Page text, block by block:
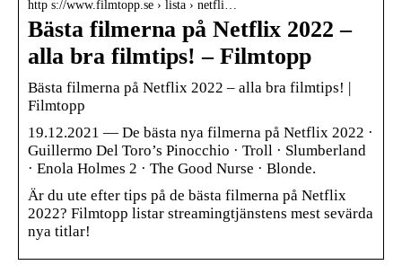
http s://www.filmtopp.se › lista › netfli…
Bästa filmerna på Netflix 2022 –
alla bra filmtips! – Filmtopp
Bästa filmerna på Netflix 2022 – alla bra filmtips! |
Filmtopp
19.12.2021 — De bästa nya filmerna på Netflix 2022 ·
Guillermo Del Toro’s Pinocchio · Troll · Slumberland
· Enola Holmes 2 · The Good Nurse · Blonde.
Är du ute efter tips på de bästa filmerna på Netflix
2022? Filmtopp listar streamingtjänstens mest sevärda
nya titlar!